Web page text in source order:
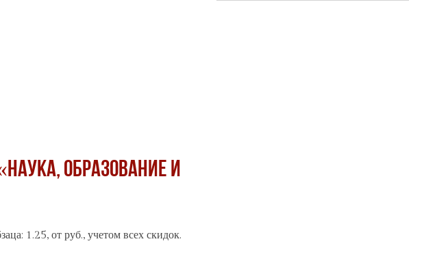
образование и
1.25, от руб., учетом всех скидок.